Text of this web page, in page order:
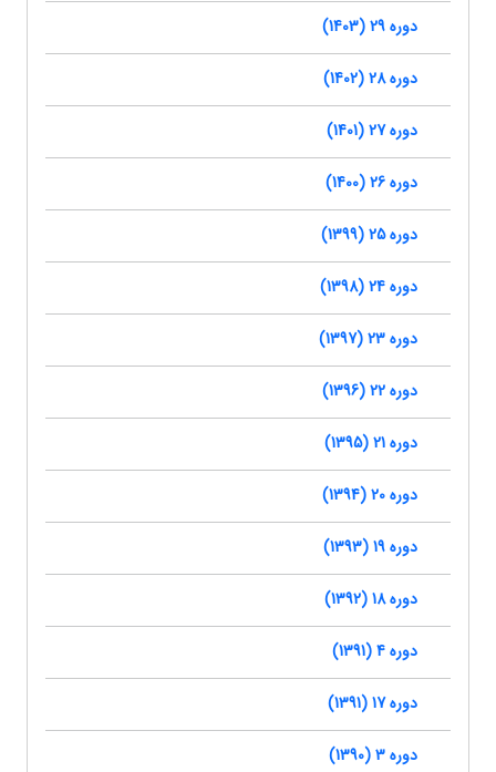
دوره 29 (1403)
دوره 28 (1402)
دوره 27 (1401)
دوره 26 (1400)
دوره 25 (1399)
دوره 24 (1398)
دوره 23 (1397)
دوره 22 (1396)
دوره 21 (1395)
دوره 20 (1394)
دوره 19 (1393)
دوره 18 (1392)
دوره 4 (1391)
دوره 17 (1391)
دوره 3 (1390)